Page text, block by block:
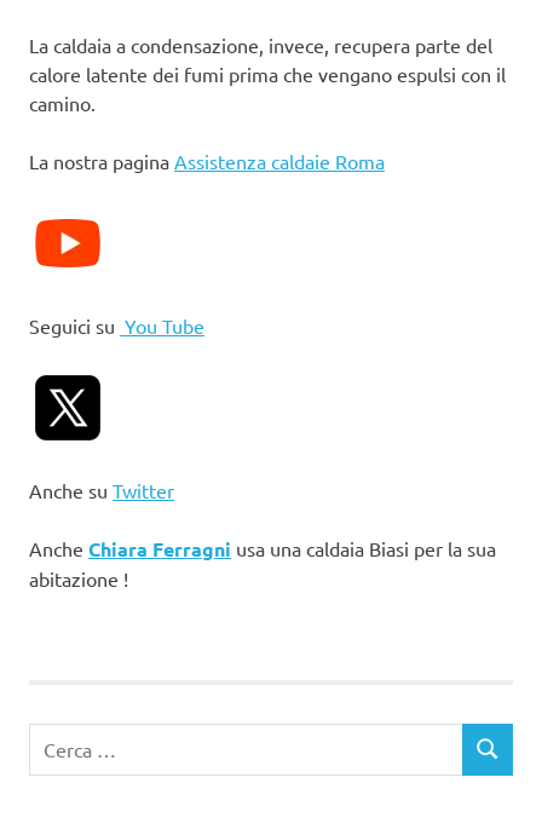
La caldaia a condensazione, invece, recupera parte del
calore latente dei fumi prima che vengano espulsi con il
camino.
La nostra pagina Assistenza caldaie Roma
Seguici su You Tube
Anche su Twitter
Anche Chiara Ferragni usa una caldaia Biasi per la sua
abitazione !
CERCA